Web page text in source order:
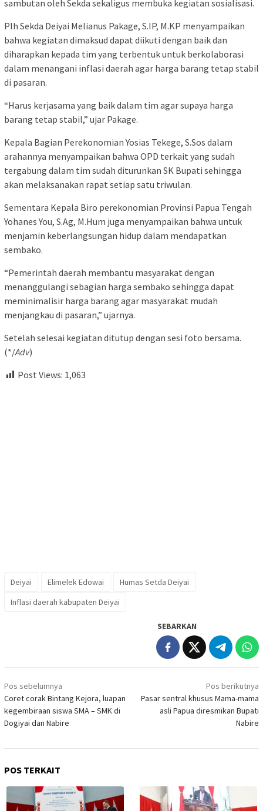
sambutan oleh Sekda sekaligus membuka kegiatan sosialisasi.
Plh Sekda Deiyai Melianus Pakage, S.IP, M.KP menyampaikan
bahwa kegiatan dimaksud dapat diikuti dengan baik dan
diharapkan kepada tim yang terbentuk untuk berkolaborasi
dalam menangani inflasi daerah agar harga barang tetap stabil
di pasaran.
“Harus kerjasama yang baik dalam tim agar supaya harga
barang tetap stabil,” ujar Pakage.
Kepala Bagian Perekonomian Yosias Tekege, S.Sos dalam
arahannya menyampaikan bahwa OPD terkait yang sudah
tergabung dalam tim sudah diturunkan SK Bupati sehingga
akan melaksanakan rapat setiap satu triwulan.
Sementara Kepala Biro perekonomian Provinsi Papua Tengah
Yohanes You, S.Ag, M.Hum juga menyampaikan bahwa untuk
menjamin keberlangsungan hidup dalam mendapatkan
sembako.
“Pemerintah daerah membantu masyarakat dengan
menanggulangi sebagian harga sembako sehingga dapat
meminimalisir harga barang agar masyarakat mudah
menjangkau di pasaran,” ujarnya.
Setelah selesai kegiatan ditutup dengan sesi foto bersama.
(*/Adv)
Post Views: 1,063
Deiyai Elimelek Edowai
Humas Setda Deiyai
Inflasi daerah kabupaten Deiyai
SEBARKAN
Navigasi
pos
Pos sebelumnya
Coret corak Bintang Kejora, luapan
kegembiraan siswa SMA – SMK di
Dogiyai dan Nabire
Pos berikutnya
Pasar sentral khusus Mama-mama
asli Papua diresmikan Bupati
Nabire
POS TERKAIT